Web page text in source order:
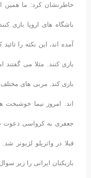
خاطرنشان کرد: ما همین
باشگاه های اروپا بازی
آمده اند، این نکته را
بازی کنند. مثلا می گفتند
بازی کند. مربی های
اند. امروز نیما خوشبخت
جعفری به کرواسی دعوت
قبلا در واترپلو لژیونر
بازیکنان ایرانی را زیر